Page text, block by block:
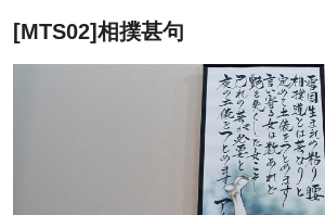
[MTS02]相撲甚句